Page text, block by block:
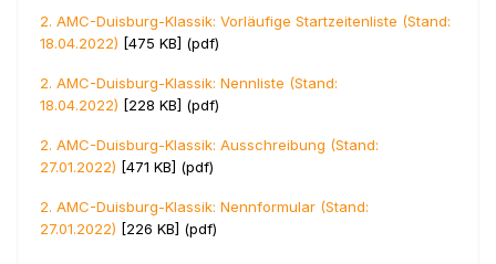
2. AMC-Duisburg-Klassik: Vorläufige Startzeitenliste (Stand:
18.04.2022) [475 KB] (pdf)
2. AMC-Duisburg-Klassik: Nennliste (Stand:
18.04.2022) [228 KB] (pdf)
2. AMC-Duisburg-Klassik: Ausschreibung (Stand:
27.01.2022) [471 KB] (pdf)
2. AMC-Duisburg-Klassik: Nennformular (Stand:
27.01.2022) [226 KB] (pdf)